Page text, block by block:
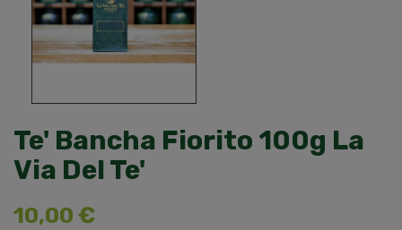
Te' Bancha Fiorito 100g La
Via Del Te'
10,00 €